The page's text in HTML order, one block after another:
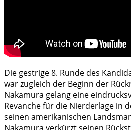
Die gestrige 8. Runde des
war zugleich der Beginn der
Nakamura gelang eine
Revanche für die Nierderlage in
seinen amerikanischen